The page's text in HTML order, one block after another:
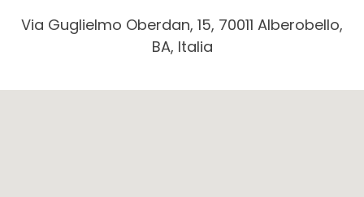
Via Guglielmo Oberdan, 15, 70011 Alberobello,
BA, Italia